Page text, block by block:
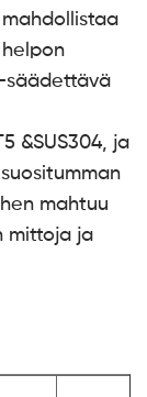
säädettävä
&SUS304, ja
mahtuu
mittoja ja